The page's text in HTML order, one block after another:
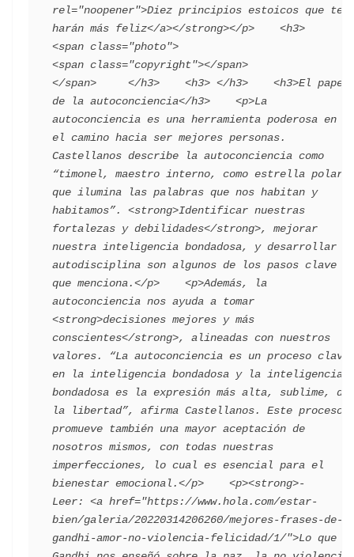
rel="noopener">Diez principios estoicos que te
harán más feliz</a></strong></p>    <h3>
<span class="photo">
<span class="copyright"></span>
</span>     </h3>    <h3> </h3>    <h3>El papel
de la autoconciencia</h3>    <p>La
autoconciencia es una herramienta poderosa en
el camino hacia ser mejores personas.
Castellanos describe la autoconciencia como
“timonel, maestro interno, como estrella polar,
que ilumina las palabras que nos habitan y
habitamos”. <strong>Identificar nuestras
fortalezas y debilidades</strong>, mejorar
nuestra inteligencia bondadosa, y desarrollar
autodisciplina son algunos de los pasos clave
que menciona.</p>    <p>Además, la
autoconciencia nos ayuda a tomar
<strong>decisiones mejores y más
conscientes</strong>, alineadas con nuestros
valores. “La autoconciencia es un proceso clave
en la inteligencia bondadosa y la inteligencia
bondadosa es la expresión más alta, sublime, de
la libertad”, afirma Castellanos. Este proceso
promueve también una mayor aceptación de
nosotros mismos, con todas nuestras
imperfecciones, lo cual es esencial para el
bienestar emocional.</p>    <p><strong>-
Leer: <a href="https://www.hola.com/estar-
bien/galeria/20220314206260/mejores-frases-de-
gandhi-amor-no-violencia-felicidad/1/">Lo que